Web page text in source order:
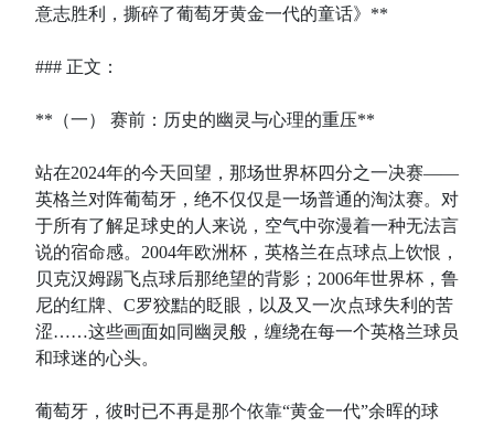
意志胜利，撕碎了葡萄牙黄金一代的童话》**
### 正文：
**（一） 赛前：历史的幽灵与心理的重压**
站在2024年的今天回望，那场世界杯四分之一决赛——
英格兰对阵葡萄牙，绝不仅仅是一场普通的淘汰赛。对
于所有了解足球史的人来说，空气中弥漫着一种无法言
说的宿命感。2004年欧洲杯，英格兰在点球点上饮恨，
贝克汉姆踢飞点球后那绝望的背影；2006年世界杯，鲁
尼的红牌、C罗狡黠的眨眼，以及又一次点球失利的苦
涩……这些画面如同幽灵般，缠绕在每一个英格兰球员
和球迷的心头。
葡萄牙，彼时已不再是那个依靠“黄金一代”余晖的球